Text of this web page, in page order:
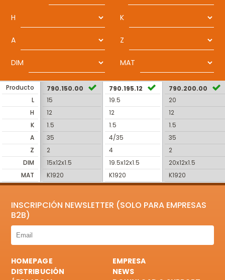
H K
A Z
DIM MAT
Producto
L
H
K
A
Z
DIM
MAT
790.150.00
15
12
1.5
35
2
15x12x1.5
K1920
790.195.12
19.5
12
1.5
4/35
4
19.5x12x1.5
K1920
790.200.00
20
12
1.5
35
2
20x12x1.5
K1920
INSCRIPCIÓN NEWSLETTER (SOLO PARA EMPRESAS
B2B)
HOMEPAGE
EMPRESA
DISTRIBUCIÓN
NEWS